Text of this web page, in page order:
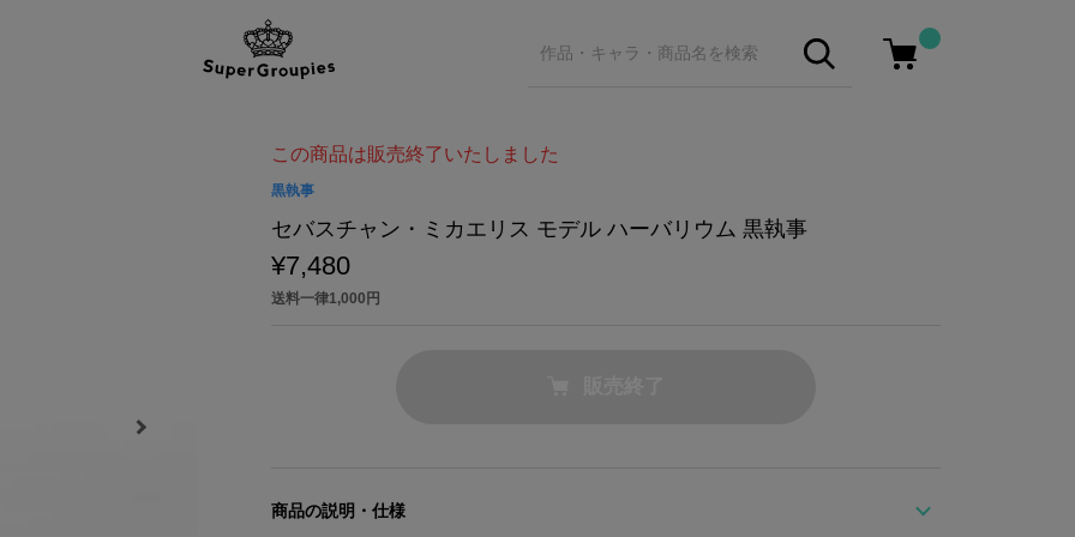
この商品は販売終了いたしました
黒執事
セバスチャン・ミカエリス モデル ハーバリウム 黒執事
¥7,480
送料一律1,000円
商品の説明・仕様